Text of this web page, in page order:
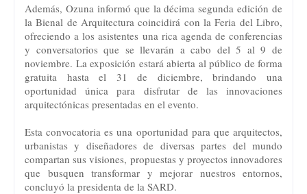
Además, Ozuna informó que la décima segunda edición de
la Bienal de Arquitectura coincidirá con la Feria del Libro,
ofreciendo a los asistentes una rica agenda de conferencias
y conversatorios que se llevarán a cabo del 5 al 9 de
noviembre. La exposición estará abierta al público de forma
gratuita hasta el 31 de diciembre, brindando una
oportunidad única para disfrutar de las innovaciones
arquitectónicas presentadas en el evento.
Esta convocatoria es una oportunidad para que arquitectos,
urbanistas y diseñadores de diversas partes del mundo
compartan sus visiones, propuestas y proyectos innovadores
que busquen transformar y mejorar nuestros entornos,
concluyó la presidenta de la SARD.